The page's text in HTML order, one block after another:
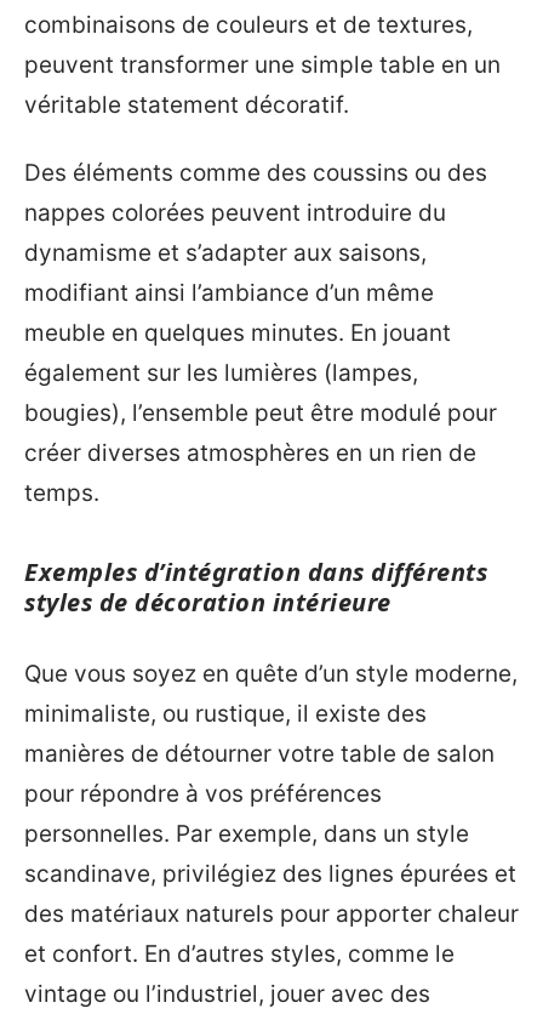
combinaisons de couleurs et de textures,
peuvent transformer une simple table en un
véritable statement décoratif.
Des éléments comme des coussins ou des
nappes colorées peuvent introduire du
dynamisme et s’adapter aux saisons,
modifiant ainsi l’ambiance d’un même
meuble en quelques minutes. En jouant
également sur les lumières (lampes,
bougies), l’ensemble peut être modulé pour
créer diverses atmosphères en un rien de
temps.
Exemples d’intégration dans différents
styles de décoration intérieure
Que vous soyez en quête d’un style moderne,
minimaliste, ou rustique, il existe des
manières de détourner votre table de salon
pour répondre à vos préférences
personnelles. Par exemple, dans un style
scandinave, privilégiez des lignes épurées et
des matériaux naturels pour apporter chaleur
et confort. En d’autres styles, comme le
vintage ou l’industriel, jouer avec des